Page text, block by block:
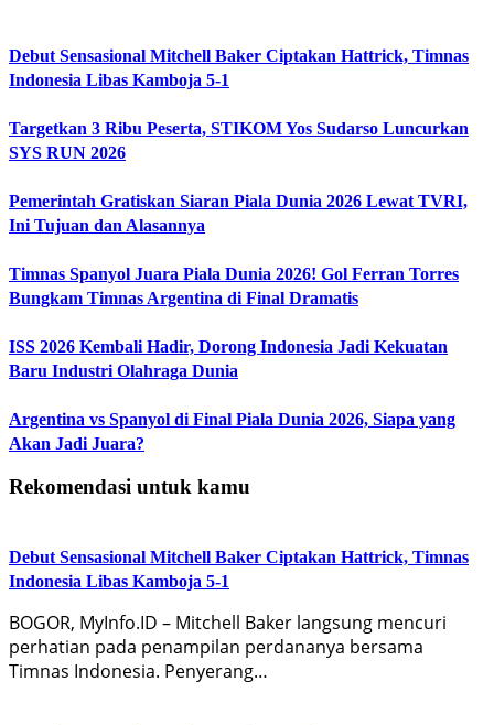
Debut Sensasional Mitchell Baker Ciptakan Hattrick, Timnas
Indonesia Libas Kamboja 5-1
Targetkan 3 Ribu Peserta, STIKOM Yos Sudarso Luncurkan
SYS RUN 2026
Pemerintah Gratiskan Siaran Piala Dunia 2026 Lewat TVRI,
Ini Tujuan dan Alasannya
Timnas Spanyol Juara Piala Dunia 2026! Gol Ferran Torres
Bungkam Timnas Argentina di Final Dramatis
ISS 2026 Kembali Hadir, Dorong Indonesia Jadi Kekuatan
Baru Industri Olahraga Dunia
Argentina vs Spanyol di Final Piala Dunia 2026, Siapa yang
Akan Jadi Juara?
Rekomendasi untuk kamu
Debut Sensasional Mitchell Baker Ciptakan Hattrick, Timnas
Indonesia Libas Kamboja 5-1
BOGOR, MyInfo.ID – Mitchell Baker langsung mencuri
perhatian pada penampilan perdananya bersama
Timnas Indonesia. Penyerang…